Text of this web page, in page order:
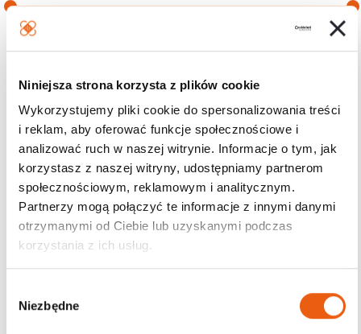
Niniejsza strona korzysta z plików cookie
Wykorzystujemy pliki cookie do spersonalizowania treści
i reklam, aby oferować funkcje społecznościowe i
analizować ruch w naszej witrynie. Informacje o tym, jak
korzystasz z naszej witryny, udostępniamy partnerom
społecznościowym, reklamowym i analitycznym.
Partnerzy mogą połączyć te informacje z innymi danymi
otrzymanymi od Ciebie lub uzyskanymi podczas
korzystania z ich usług.
Niezbędne
Filtruj
Darmowa dostawa
od 200zł